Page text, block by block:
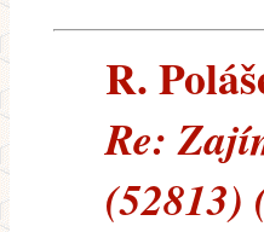
R.
Re:
(52813)